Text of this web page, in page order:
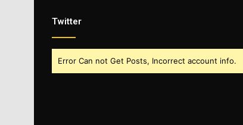
Twitter
Error Can not Get Posts, Incorrect account info.